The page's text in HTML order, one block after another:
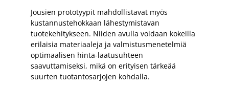
Jousien prototyypit mahdollistavat myös
kustannustehokkaan lähestymistavan
tuotekehitykseen. Niiden avulla voidaan kokeilla
erilaisia materiaaleja ja valmistusmenetelmiä
optimaalisen hinta-laatusuhteen
saavuttamiseksi, mikä on erityisen tärkeää
suurten tuotantosarjojen kohdalla.